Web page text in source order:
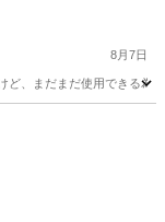
8月7日
、まだまだ使用できる